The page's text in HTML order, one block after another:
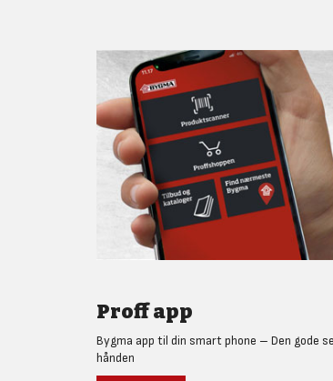
Proff app
Bygma app til din smart phone – Den gode
hånden